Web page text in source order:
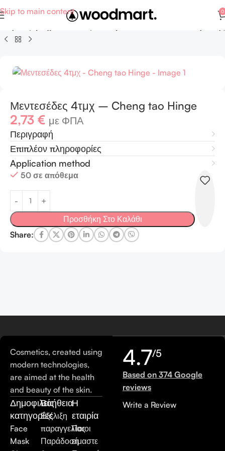
Skip to main content 0
Μεντεσέδες 4τμχ – Cheng tao Hinge
2,73 € με ΦΠΑ
Περιγραφή
Επιπλέον πληροφορίες
Application method
50 σε απόθεμα
Προσθήκη Στο Καλάθι
Share:
Cosmetics, created using
modern technologies,
are aimed at the health
and beauty of the skin.
Δημοφιλείς
κατηγορίες
Face
Mask
Βοήθεια
Εξέλιξη
παραγγελίας
Παράδοση
Η
εταιρία
Ποιοι
είμαστε
4.7/5
Based on 374 Google
reviews
Write a Review